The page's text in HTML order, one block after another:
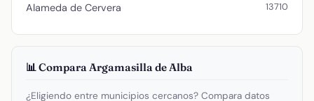
Alameda de Cervera 13710
📊 Compara Argamasilla de Alba
¿Eligiendo entre municipios cercanos? Compara datos